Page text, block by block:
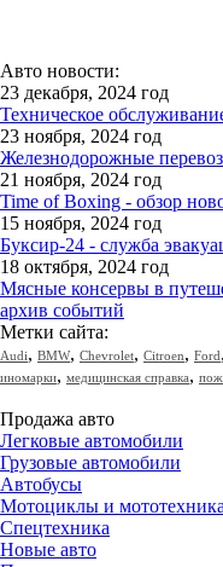
Авто новости:
23 декабря, 2024 год
Техническое
23 ноября, 2024 год
Железнодорожные
21 ноября, 2024 год
Time of Boxing - обзор
15 ноября, 2024 год
Буксир-24 - служба
18 октября, 2024 год
Мясные консервы в
архив событий
Метки сайта:
Audi, BMW, Chevrolet, Citroen, Ford,
иномарки, медицинская справка,
Продажа авто
Легковые автомобили
Грузовые автомобили
Автобусы
Мотоциклы и мототехника
Спецтехника
Новые авто